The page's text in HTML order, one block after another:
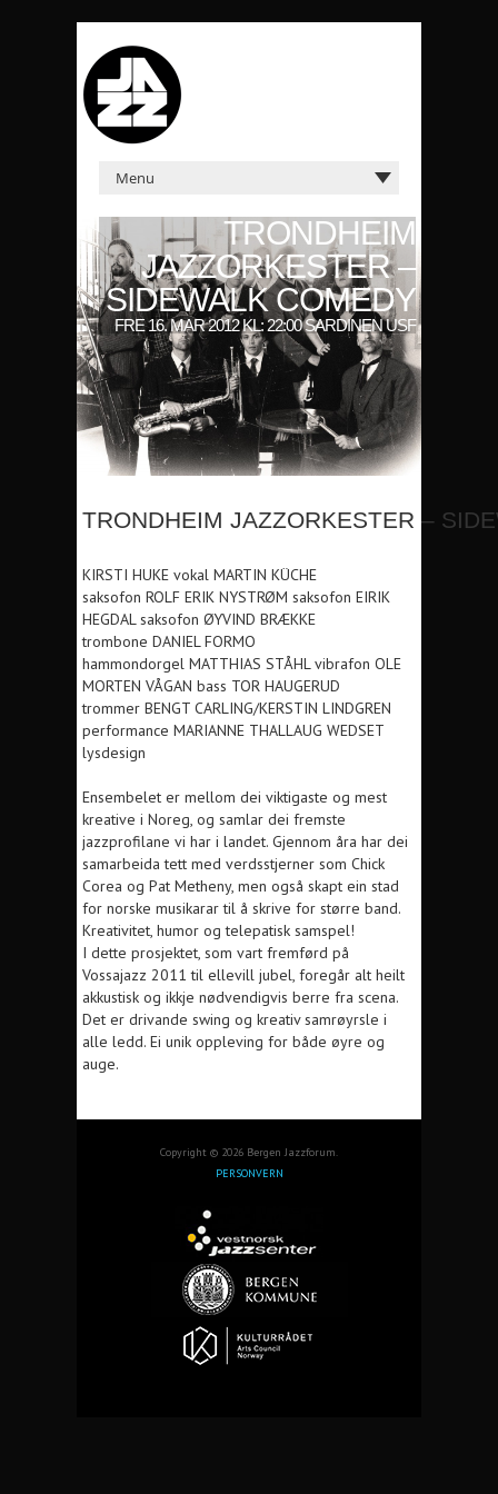
TRONDHEIM
JAZZORKESTER –
SIDEWALK COMEDY
FRE 16. MAR 2012 KL: 22:00 SARDINEN USF
TRONDHEIM JAZZORKESTER –
KIRSTI HUKE vokal MARTIN KÜCHE
saksofon ROLF ERIK NYSTRØM saksofon EIRIK
HEGDAL saksofon ØYVIND BRÆKKE
trombone DANIEL FORMO
hammondorgel MATTHIAS STÅHL vibrafon OLE
MORTEN VÅGAN bass TOR HAUGERUD
trommer BENGT CARLING/KERSTIN LINDGREN
performance MARIANNE THALLAUG WEDSET
lysdesign
Ensembelet er mellom dei viktigaste og mest
kreative i Noreg, og samlar dei fremste
jazzprofilane vi har i landet. Gjennom åra har dei
samarbeida tett med verdsstjerner som Chick
Corea og Pat Metheny, men også skapt ein stad
for norske musikarar til å skrive for større band.
Kreativitet, humor og telepatisk samspel!
I dette prosjektet, som vart fremførd på
Vossajazz 2011 til ellevill jubel, foregår alt heilt
akkustisk og ikkje nødvendigvis berre fra scena.
Det er drivande swing og kreativ samrøyrsle i
alle ledd. Ei unik oppleving for både øyre og
auge.
Copyright © 2026 Bergen Jazzforum.
PERSONVERN